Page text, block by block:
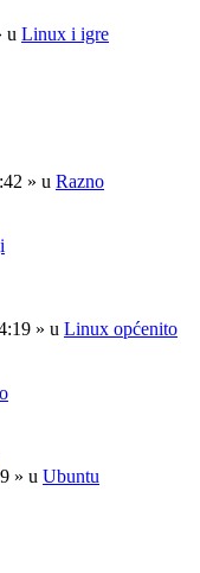
u Linux i igre
» u Razno
» u Linux općenito
» u Ubuntu